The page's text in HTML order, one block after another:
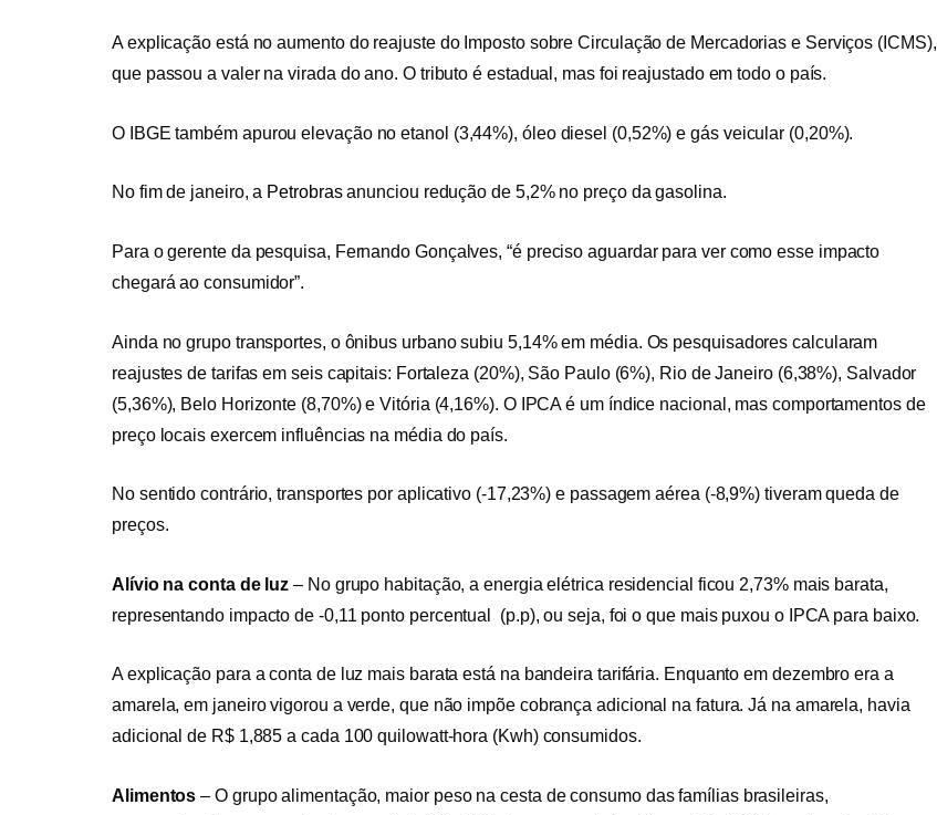
A explicação está no aumento do reajuste do Imposto sobre Circulação de Mercadorias e Serviços (ICMS),
que passou a valer na virada do ano. O tributo é estadual, mas foi reajustado em todo o país.
O IBGE também apurou elevação no etanol (3,44%), óleo diesel (0,52%) e gás veicular (0,20%).
No fim de janeiro, a Petrobrasanunciou redução de 5,2% no preço da gasolina.
Para o gerente da pesquisa, Fernando Gonçalves, “é preciso aguardar para ver como esse impacto
chegará ao consumidor”.
Ainda no grupo transportes, o ônibus urbano subiu 5,14% em média. Os pesquisadores calcularam
reajustes de tarifas em seis capitais: Fortaleza (20%), São Paulo (6%), Rio de Janeiro (6,38%), Salvador
(5,36%), Belo Horizonte (8,70%) e Vitória (4,16%). O IPCA é um índice nacional, mas comportamentos de
preço locais exercem influências na média do país.
No sentido contrário, transportes por aplicativo (-17,23%) e passagem aérea (-8,9%) tiveram queda de
preços.
Alívio na conta de luz – No grupo habitação, a energia elétrica residencial ficou 2,73% mais barata,
representando impacto de -0,11 ponto percentual (p.p), ou seja, foi o que mais puxou o IPCA para baixo.
A explicação para a conta de luz mais barata está na bandeira tarifária. Enquanto em dezembro era a
amarela, em janeiro vigorou a verde, que não impõe cobrança adicional na fatura. Já na amarela, havia
adicional de R$ 1,885 a cada 100 quilowatt-hora (Kwh) consumidos.
Alimentos –O grupo alimentação, maior peso na cesta de consumo das famílias brasileiras,